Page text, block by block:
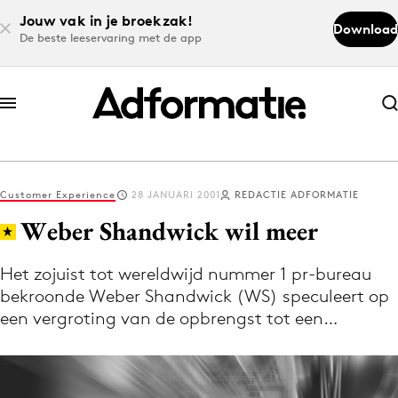
Jouw vak in je broekzak!
De beste leeservaring met de app
Download
Abonneer nu
Abonneer nu
Log in
Download de app
Volg het laatste nieuws via de Adformatie
Nieuws app
Customer Experience 28 JANUARI 2001 REDACTIE ADFORMATIE
Weber Shandwick wil meer
Het zojuist tot wereldwijd nummer 1 pr-bureau
bekroonde Weber Shandwick (WS) speculeert op
een vergroting van de opbrengst tot een…